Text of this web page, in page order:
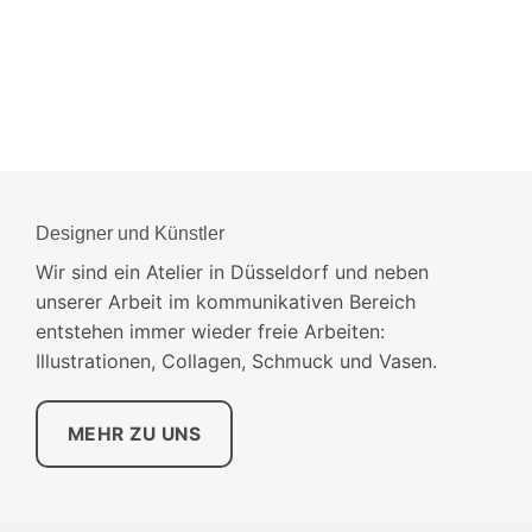
Designer und Künstler
Wir sind ein Atelier in Düsseldorf und neben
unserer Arbeit im kommunikativen Bereich
entstehen immer wieder freie Arbeiten:
Illustrationen, Collagen, Schmuck und Vasen.
MEHR ZU UNS